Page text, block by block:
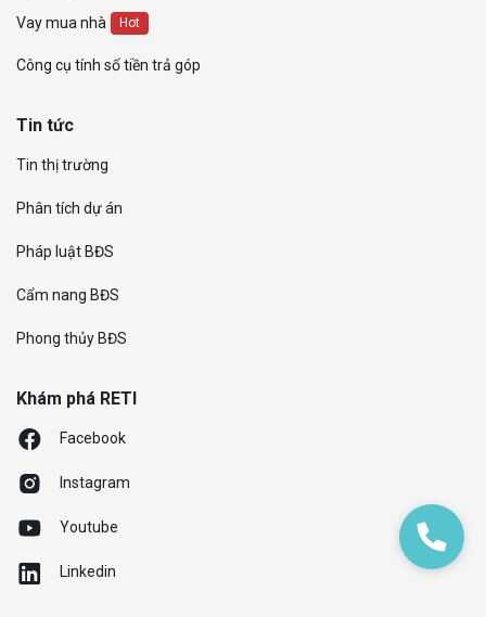
Vay mua nhà Hot
Công cụ tính số tiền trả góp
Tin tức
Tin thị trường
Phân tích dự án
Pháp luật BĐS
Cẩm nang BĐS
Phong thủy BĐS
Khám phá RETI
Facebook
Instagram
Youtube
Linkedin